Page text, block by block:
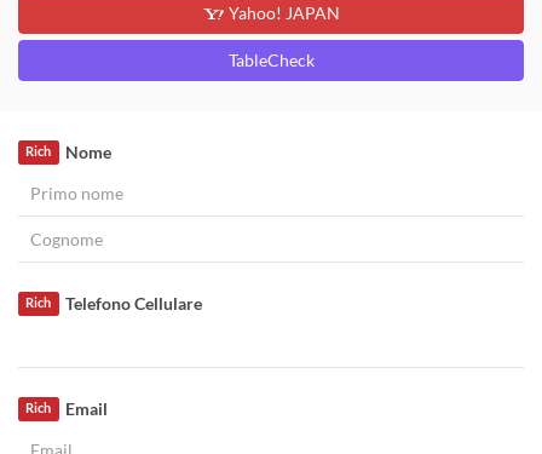
Yahoo! JAPAN
TableCheck
Nome
Rich
Telefono Cellulare
Rich
Email
Rich